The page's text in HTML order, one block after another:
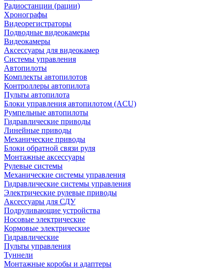
Радиостанции (рации)
Хронографы
Видеорегистраторы
Подводные видеокамеры
Видеокамеры
Аксессуары для видеокамер
Системы управления
Автопилоты
Комплекты автопилотов
Контроллеры автопилота
Пульты автопилота
Блоки управления автопилотом (ACU)
Румпельные автопилоты
Гидравлические приводы
Линейные приводы
Механические приводы
Блоки обратной связи руля
Монтажные аксессуары
Рулевые системы
Механические системы управления
Гидравлические системы управления
Электрические рулевые приводы
Аксессуары для СДУ
Подруливающие устройства
Носовые электрические
Кормовые электрические
Гидравлические
Пульты управления
Туннели
Монтажные коробы и адаптеры